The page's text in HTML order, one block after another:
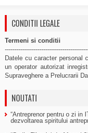
CONDITII LEGALE
Termeni si conditii
Datele cu caracter personal
un operator autorizat
Supraveghere a Prelucrarii
NOUTATI
“Antreprenor pentru o zi in
dezvoltarea spiritului